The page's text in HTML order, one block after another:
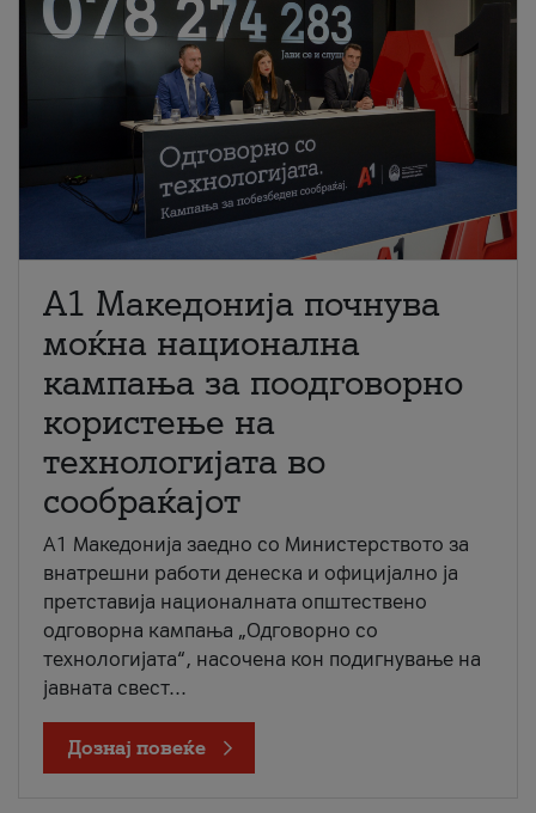
A1 Македонија почнува
моќна национална
кампања за поодговорно
користење на
технологијата во
сообраќајот
A1 Македонија заедно со Министерството за
внатрешни работи денеска и официјално ја
претставија националната општествено
одговорна кампања „Одговорно со
технологијата“, насочена кон подигнување на
јавната свест...
Дознај повеќе